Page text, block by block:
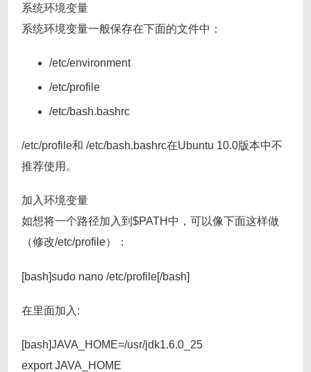
系统环境变量
系统环境变量一般保存在下面的文件中：
/etc/environment
/etc/profile
/etc/bash.bashrc
/etc/profile和 /etc/bash.bashrc在Ubuntu 10.0版本中不
推荐使用。
加入环境变量
如想将一个路径加入到$PATH中，可以像下面这样做
（修改/etc/profile）：
[bash]sudo nano /etc/profile[/bash]
在里面加入:
[bash]JAVA_HOME=/usr/jdk1.6.0_25
export JAVA_HOME